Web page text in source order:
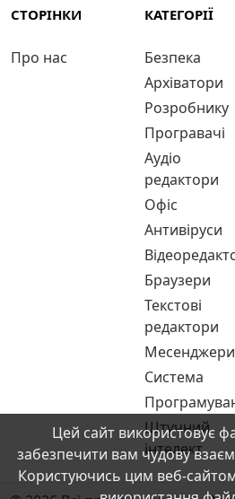
СТОРІНКИ
Про нас
КАТЕГОРІЇ
Безпека
Архіватори
Розробнику
Програвачі
Аудіо
редактори
Офіс
Антивіруси
Браузери
Текстові
редактори
Месенджери
Система
Штучний
інтелект
Цей сайт використовує
забезпечити вам чудову
Користуючись цим веб-